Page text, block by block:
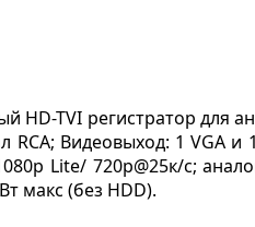
HD-TVI регистратор для
RCA; Видеовыход: 1 VGA
Lite/ 720p@25к/с;
макс (без HDD).